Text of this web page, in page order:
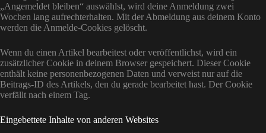
„Angemeldet bleiben“ auswählst, wird deine Anmeldung zwei
Wochen lang aufrechterhalten. Mit der Abmeldung aus deinem Konto
werden die Anmelde-Cookies gelöscht.
Wenn du einen Artikel bearbeitest oder veröffentlichst, wird ein
zusätzlicher Cookie in deinem Browser gespeichert. Dieser Cookie
enthält keine personenbezogenen Daten und verweist nur auf die
Beitrags-ID des Artikels, den du gerade bearbeitet hast. Der Cookie
verfällt nach einem Tag.
Eingebettete Inhalte von anderen Websites